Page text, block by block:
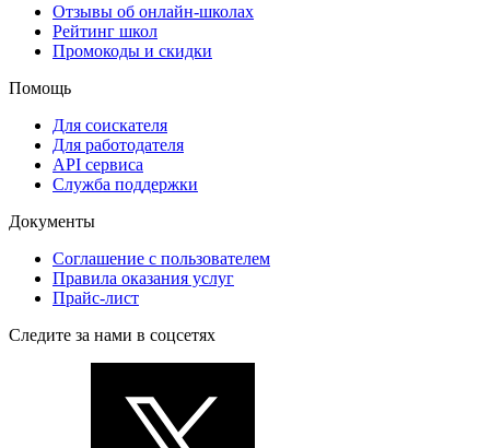
Отзывы об онлайн-школах
Рейтинг школ
Промокоды и скидки
Помощь
Для соискателя
Для работодателя
API сервиса
Служба поддержки
Документы
Соглашение с пользователем
Правила оказания услуг
Прайс-лист
Следите за нами в соцсетях